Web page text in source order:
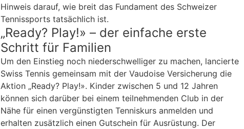
Hinweis darauf, wie breit das Fundament des Schweizer
Tennissports tatsächlich ist.
„Ready? Play!» – der einfache erste
Schritt für Familien
Um den Einstieg noch niederschwelliger zu machen, lancierte
Swiss Tennis gemeinsam mit der Vaudoise Versicherung die
Aktion „Ready? Play!». Kinder zwischen 5 und 12 Jahren
können sich darüber bei einem teilnehmenden Club in der
Nähe für einen vergünstigten Tenniskurs anmelden und
erhalten zusätzlich einen Gutschein für Ausrüstung. Der